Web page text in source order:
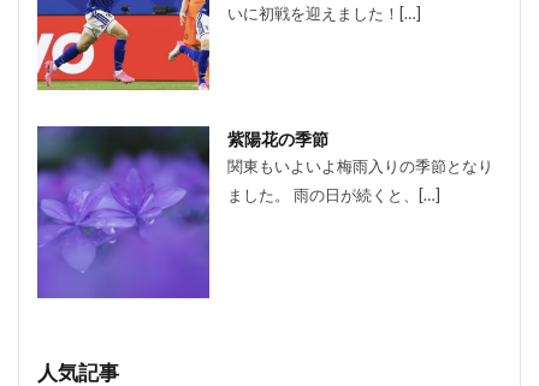
いに初戦を迎えました！[…]
紫陽花の季節
関東もいよいよ梅雨入りの季節となり
ました。 雨の日が続くと、[…]
人気記事